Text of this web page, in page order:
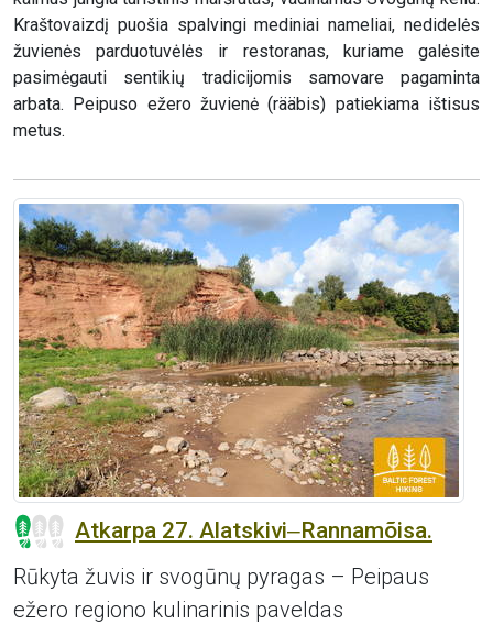
Kraštovaizdį puošia spalvingi mediniai nameliai, nedidelės
žuvienės parduotuvėlės ir restoranas, kuriame galėsite
pasimėgauti sentikių tradicijomis samovare pagaminta
arbata. Peipuso ežero žuvienė (rääbis) patiekiama ištisus
metus.
Atkarpa 27. Alatskivi‒Rannamõisa.
Rūkyta žuvis ir svogūnų pyragas – Peipaus
ežero regiono kulinarinis paveldas